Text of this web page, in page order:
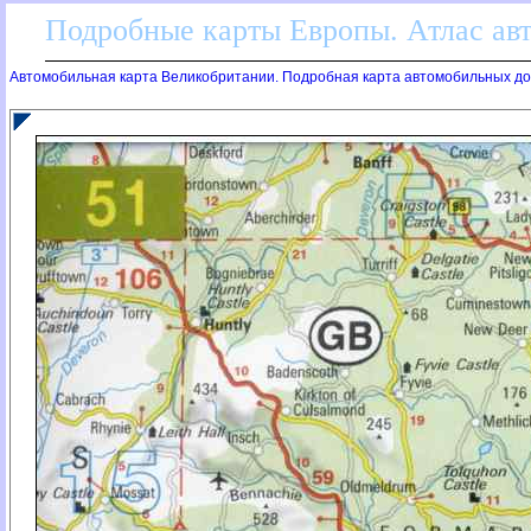
Подробные карты Европы. Атлас
Автомобильная карта Великобритании. Подробная карта автомобильных